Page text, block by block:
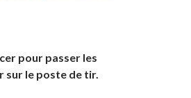
pour passer les
sur le poste de tir.